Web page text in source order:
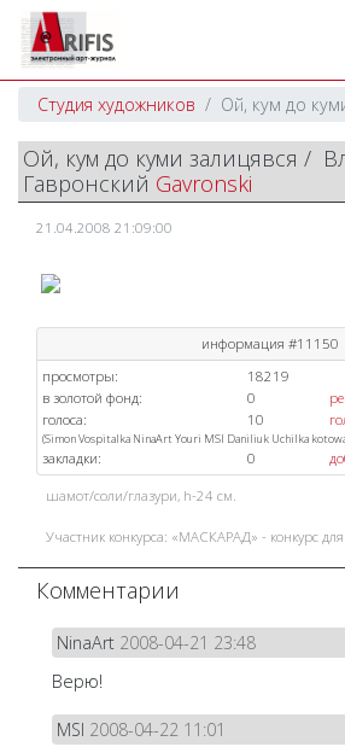
Студия художников Ой, кум до
Ой, кум до куми залицявся /
Гавронский Gavronski
21.04.2008 21:09:00
информация #11150
просмотры:
18219
в золотой фонд:
0
голоса:
10
(SimonVospitalka NinaArtYouri MSI Daniliuk Uchilka
закладки: 0
шамот/соли/глазури, h-24 см.
Участник конкурса: «МАСКАРАД» - конкурс
Комментарии
NinaArt 2008-04-21 23:48
Верю!
MSI 2008-04-22 11:01